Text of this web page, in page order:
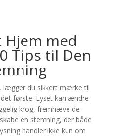
Hjem med
Tips til Den
lægger du sikkert mærke til
første. Lyset kan ændre
krog, fremhæve de
en stemning, der både
handler ikke kun om